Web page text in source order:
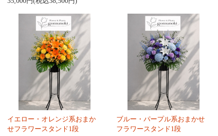
イエロー・オレンジ系おまか
せフラワースタンド1段
ブルー・パープル系おまかせ
フラワースタンド1段